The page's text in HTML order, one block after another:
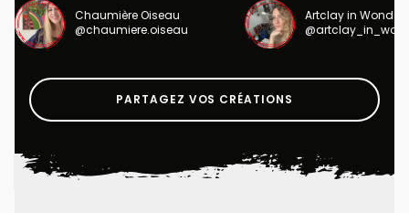
Chaumière Oiseau
@chaumiere.oiseau
Artclay in
PARTAGEZ VOS CRÉATIONS